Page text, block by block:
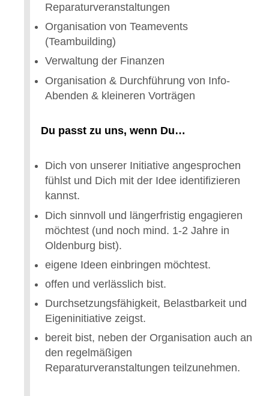
Reparaturveranstaltungen
Organisation von Teamevents
(Teambuilding)
Verwaltung der Finanzen
Organisation & Durchführung von Info-
Abenden & kleineren Vorträgen
Du passt zu uns, wenn Du…
Dich von unserer Initiative angesprochen
fühlst und Dich mit der Idee identifizieren
kannst.
Dich sinnvoll und längerfristig engagieren
möchtest (und noch mind. 1-2 Jahre in
Oldenburg bist).
eigene Ideen einbringen möchtest.
offen und verlässlich bist.
Durchsetzungsfähigkeit, Belastbarkeit und
Eigeninitiative zeigst.
bereit bist, neben der Organisation auch an
den regelmäßigen
Reparaturveranstaltungen teilzunehmen.